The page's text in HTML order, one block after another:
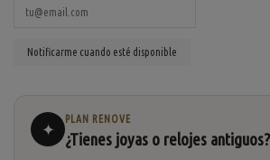
✦
PLAN RENOVE
¿Tienes joyas o relojes antiguos?